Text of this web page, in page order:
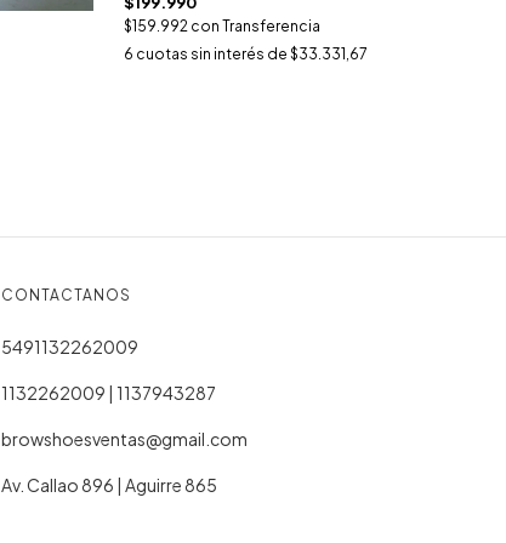
$159.992 con Transferencia
6 cuotas sin interés de$33.331,67
CONTACTANOS
5491132262009
1132262009 | 1137943287
browshoesventas@gmail.com
Av. Callao 896 | Aguirre 865